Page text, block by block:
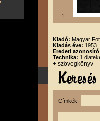
1
Kiadó: Magyar
Kiadás éve: 1953
Eredeti
Technika: 1
+ szövegkönyv
Címkék: